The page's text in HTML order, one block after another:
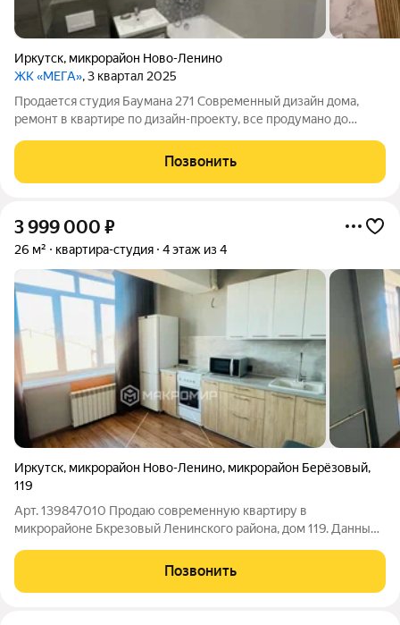
Иркутск, микрорайон Ново-Ленино
ЖК «МЕГА», 3 квартал 2025
Продается студия Баумана 271 Современный дизайн дома,
ремонт в квартире по дизайн-проекту, все продумано до
для ремонта. В квартире никто не проживал 4 этаж Мебель и
техника обсуждается отдельно!
Позвонить
3 999 000 ₽
26 м² квартира-студия 4 этаж из 4
Иркутск, микрорайон Ново-Ленино, микрорайон Берёзовый,
119
Арт. 139847010 Продаю современную квартиру в
микрорайоне Бкрезовый Ленинского района, дом 119. Данный
либо идеально для сдачи в аренду. -Квартира с ремонтом и
мебелью. На полу ламинат, в
Позвонить